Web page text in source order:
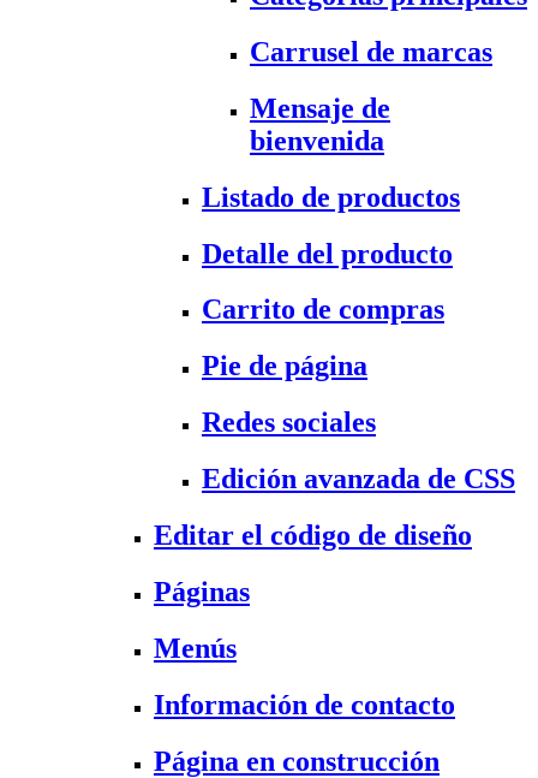
Carrusel de marcas
Mensaje de
bienvenida
Listado de productos
Detalle del producto
Carrito de compras
Pie de página
Redes sociales
Edición avanzada de CSS
Editar el código de diseño
Páginas
Menús
Información de contacto
Página en construcción